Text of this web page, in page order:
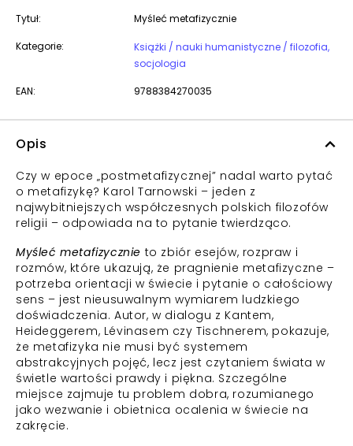
Tytuł:
Myśleć metafizycznie
Kategorie:
Książki / nauki humanistyczne / filozofia,
socjologia
EAN: 9788384270035
Opis
Czy w epoce „postmetafizycznej” nadal warto pytać
o metafizykę? Karol Tarnowski – jeden z
najwybitniejszych współczesnych polskich filozofów
religii – odpowiada na to pytanie twierdząco.
Myśleć metafizycznie to zbiór esejów, rozpraw i
rozmów, które ukazują, że pragnienie metafizyczne –
potrzeba orientacji w świecie i pytanie o całościowy
sens – jest nieusuwalnym wymiarem ludzkiego
doświadczenia. Autor, w dialogu z Kantem,
Heideggerem, Lévinasem czy Tischnerem, pokazuje,
że metafizyka nie musi być systemem
abstrakcyjnych pojęć, lecz jest czytaniem świata w
świetle wartości prawdy i piękna. Szczególne
miejsce zajmuje tu problem dobra, rozumianego
jako wezwanie i obietnica ocalenia w świecie na
zakręcie.